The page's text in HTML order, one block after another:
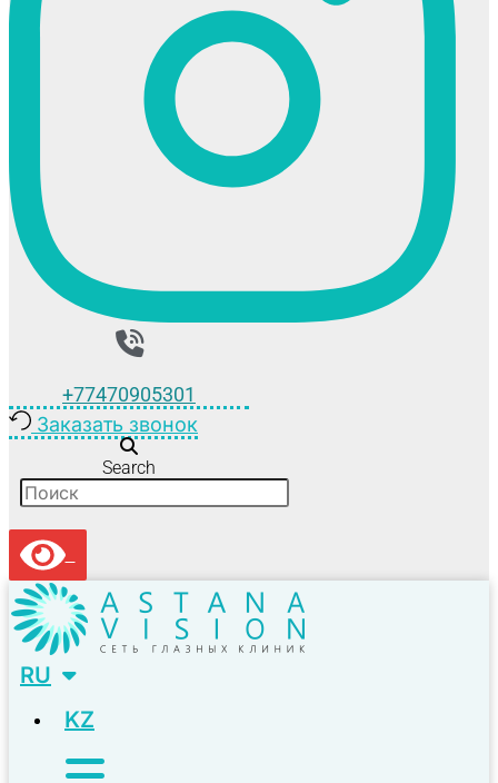
+77470905301
Заказать звонок
Search
RU
KZ